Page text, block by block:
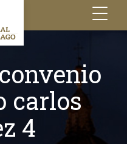
carlos
4